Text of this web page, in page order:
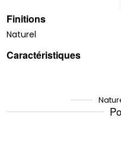
Finitions
Naturel
Caractéristiques